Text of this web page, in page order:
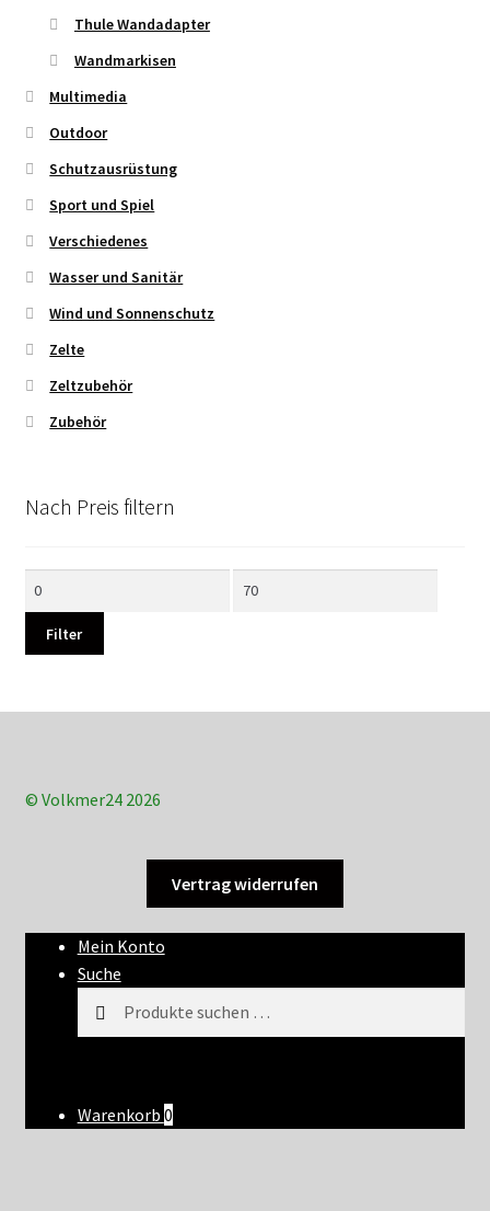
Thule Wandadapter
Wandmarkisen
Multimedia
Outdoor
Schutzausrüstung
Sport und Spiel
Verschiedenes
Wasser und Sanitär
Wind und Sonnenschutz
Zelte
Zeltzubehör
Zubehör
Nach Preis filtern
Filter
© Volkmer24 2026
Vertrag widerrufen
Mein Konto
Suche
Warenkorb 0